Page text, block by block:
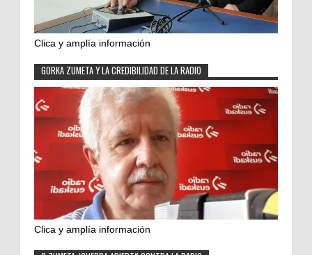
Clica y amplía información
GORKA ZUMETA Y LA CREDIBILIDAD DE LA RADIO
Clica y amplía información